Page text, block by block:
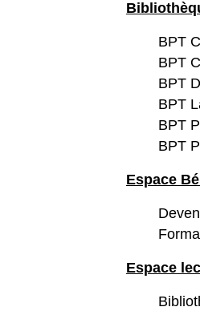
BPT
BPT
BPT
BPT
BPT
BPT
Espace
Espace